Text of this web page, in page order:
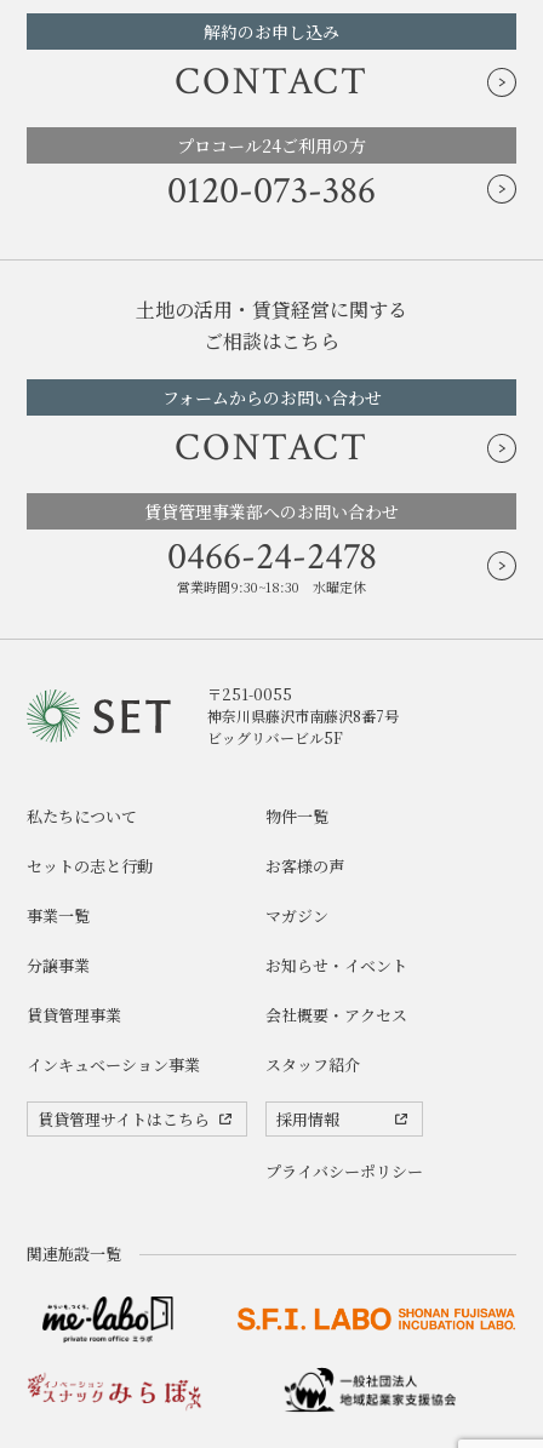
解約のお申し込み
CONTACT
プロコール24ご利用の方
0120-073-386
土地の活用・賃貸経営に関する
ご相談はこちら
フォームからのお問い合わせ
CONTACT
賃貸管理事業部へのお問い合わせ
0466-24-2478
営業時間9:30~18:30 水曜定休
〒251-0055
神奈川県藤沢市南藤沢8番7号
ビッグリバービル5F
私たちについて
セットの志と行動
事業一覧
分譲事業
賃貸管理事業
インキュベーション事業
賃貸管理サイトはこちら
物件一覧
お客様の声
マガジン
お知らせ・イベント
会社概要・アクセス
スタッフ紹介
採用情報
プライバシーポリシー
関連施設一覧